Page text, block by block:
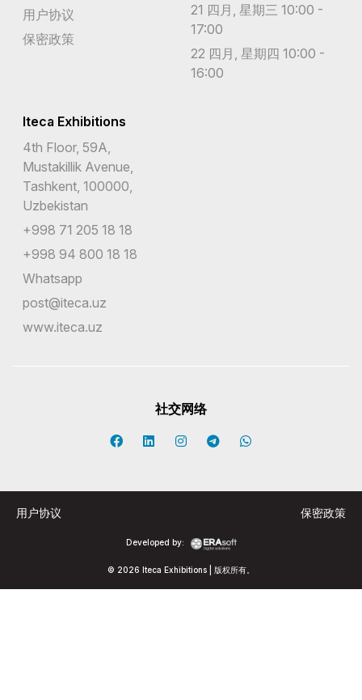
用户协议
保密政策
21 四月, 星期三 10:00 -
17:00
22 四月, 星期四 10:00 -
16:00
Iteca Exhibitions
4th Floor, 59A,
Mustakillik Avenue,
Tashkent, 100000,
Uzbekistan
+998 71 205 18 18
+998 94 800 18 18
Whatsapp
post@iteca.uz
www.iteca.uz
社交网络
© 2026 Iteca Exhibitions | 版权所有。
Developed by:
用户协议 保密政策